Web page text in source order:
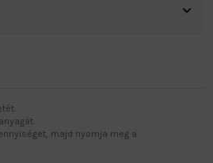
majd nyomja meg a